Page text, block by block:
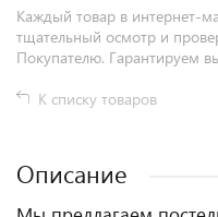
Каждый товар в интернет-
тщательный осмотр и
Покупателю. Гарантируем
К списку товаров
Описание